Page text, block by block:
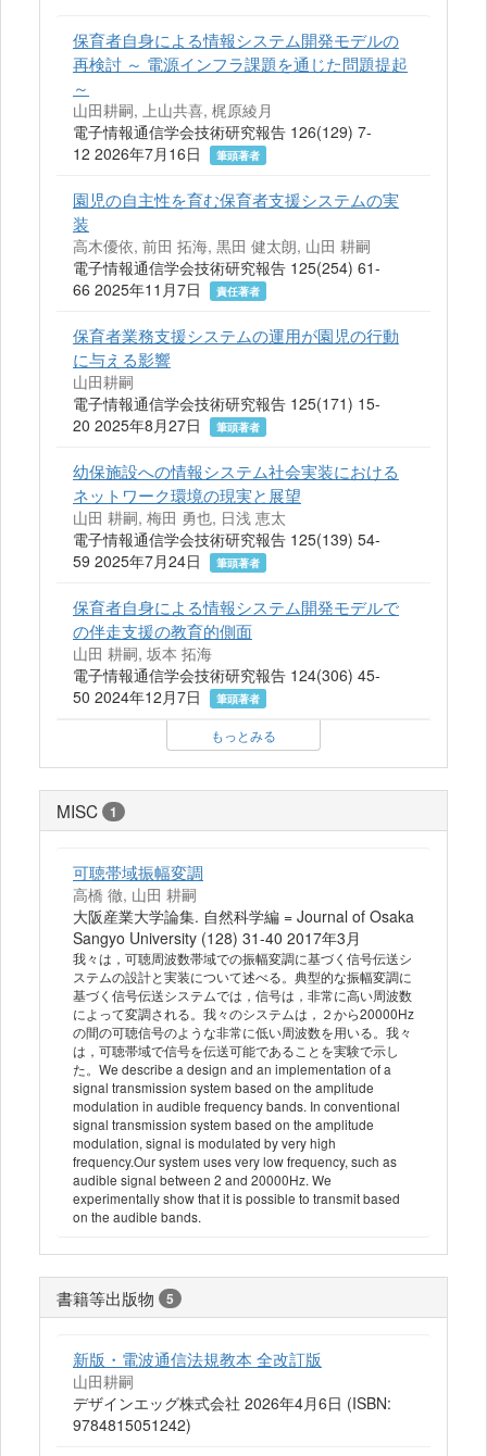
保育者自身による情報システム開発モデルの
再検討 ～ 電源インフラ課題を通じた問題提起
～
山田耕嗣, 上山共喜, 梶原綾月
電子情報通信学会技術研究報告 126(129) 7-
12 2026年7月16日
筆頭著者
園児の自主性を育む保育者支援システムの実
装
高木優依, 前田 拓海, 黒田 健太朗, 山田 耕嗣
電子情報通信学会技術研究報告 125(254) 61-
66 2025年11月7日
責任著者
保育者業務支援システムの運用が園児の行動
に与える影響
山田耕嗣
電子情報通信学会技術研究報告 125(171) 15-
20 2025年8月27日
筆頭著者
幼保施設への情報システム社会実装における
ネットワーク環境の現実と展望
山田 耕嗣, 梅田 勇也, 日浅 恵太
電子情報通信学会技術研究報告 125(139) 54-
59 2025年7月24日
筆頭著者
保育者自身による情報システム開発モデルで
の伴走支援の教育的側面
山田 耕嗣, 坂本 拓海
電子情報通信学会技術研究報告 124(306) 45-
50 2024年12月7日
筆頭著者
もっとみる
MISC 1
可聴帯域振幅変調
高橋 徹, 山田 耕嗣
大阪産業大学論集. 自然科学編 = Journal of Osaka
Sangyo University (128) 31-40 2017年3月
我々は，可聴周波数帯域での振幅変調に基づく信号伝送シ
ステムの設計と実装について述べる。典型的な振幅変調に
基づく信号伝送システムでは，信号は，非常に高い周波数
によって変調される。我々のシステムは，２から20000Hz
の間の可聴信号のような非常に低い周波数を用いる。我々
は，可聴帯域で信号を伝送可能であることを実験で示し
た。We describe a design and an implementation of a
signal transmission system based on the amplitude
modulation in audible frequency bands. In conventional
signal transmission system based on the amplitude
modulation, signal is modulated by very high
frequency.Our system uses very low frequency, such as
audible signal between 2 and 20000Hz. We
experimentally show that it is possible to transmit based
on the audible bands.
書籍等出版物 5
新版・電波通信法規教本 全改訂版
山田耕嗣
デザインエッグ株式会社 2026年4月6日 (ISBN:
9784815051242)